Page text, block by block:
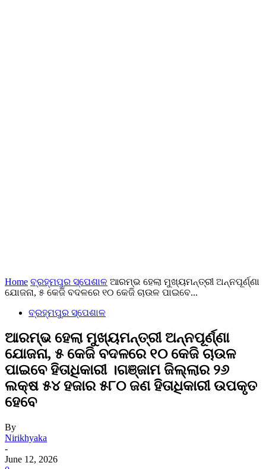
Home ବ୍ରହ୍ମପୁର ସ୍ପେଶାଳ ଆରମ୍ଭ ହେଲା ମୁଖ୍ୟମନ୍ତ୍ରୀ ଅନ୍ନପୂର୍ଣ୍ଣା
ଯୋଜନା, ୫ କେଜି ବଦଳରେ ୧୦ କେଜି ଚାଉଳ ପାଇବେ...
ବ୍ରହ୍ମପୁର ସ୍ପେଶାଳ
ଆରମ୍ଭ ହେଲା ମୁଖ୍ୟମନ୍ତ୍ରୀ ଅନ୍ନପୂର୍ଣ୍ଣା
ଯୋଜନା, ୫ କେଜି ବଦଳରେ ୧୦ କେଜି ଚାଉଳ
ପାଇବେ ହିତାଧିକାରୀ ।ଗଞ୍ଜାମ ଜିଲ୍ଲାର ୨୬
ଲକ୍ଷ ୫୪ ହଜାର ୫୮୦ ଜଣ ହିତାଧିକାରୀ ଉପକୃତ
ହେବେ
By
Nirikhyaka
-
June 12, 2026